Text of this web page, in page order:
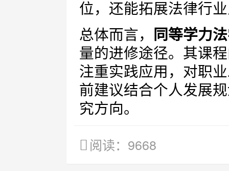
位，还能拓展法律行
总体而言，
同等学力
量的进修途径。其课
注重实践应用，对职
前建议结合个人发展
究方向。
阅读：9668